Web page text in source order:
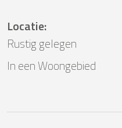
Locatie:
Rustig gelegen
In een Woongebied